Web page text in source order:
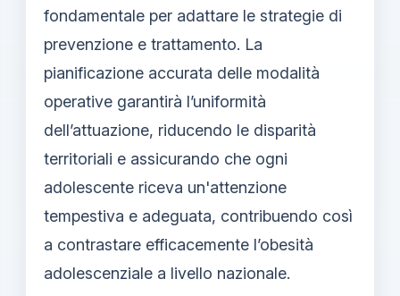
fondamentale per adattare le strategie di
prevenzione e trattamento. La
pianificazione accurata delle modalità
operative garantirà l’uniformità
dell’attuazione, riducendo le disparità
territoriali e assicurando che ogni
adolescente riceva un'attenzione
tempestiva e adeguata, contribuendo così
a contrastare efficacemente l’obesità
adolescenziale a livello nazionale.